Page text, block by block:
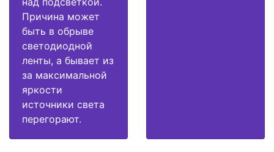
Причина может
быть в обрыве
светодиодной
ленты, а бывает из
за максимальной
яркости
источники света
перегорают.